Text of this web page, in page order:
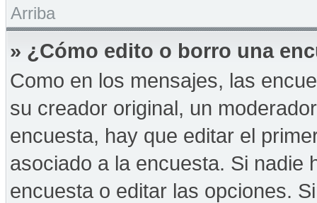
Arriba
» ¿Cómo edito o borro una
Como en los mensajes, las
su creador original, un
encuesta, hay que editar el
asociado a la encuesta. Si nadie
encuesta o editar las opciones.